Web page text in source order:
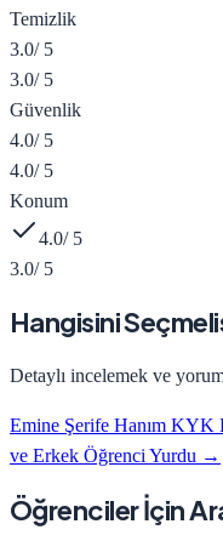
Temizlik
3.0/ 5
3.0/ 5
Güvenlik
4.0/ 5
4.0/ 5
Konum
4.0/ 5
3.0/ 5
Hangisini
Detaylı incelemek ve
Emine Şerife Hanım KYK
ve Erkek Öğrenci Yurdu →
Öğrenciler İçin